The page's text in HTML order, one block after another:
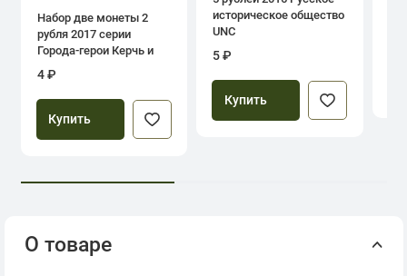
Набор две монеты 2
рубля 2017 серии
Города-герои Керчь и
4 ₽
Купить
историческое общество
UNC
5 ₽
Купить
О товаре